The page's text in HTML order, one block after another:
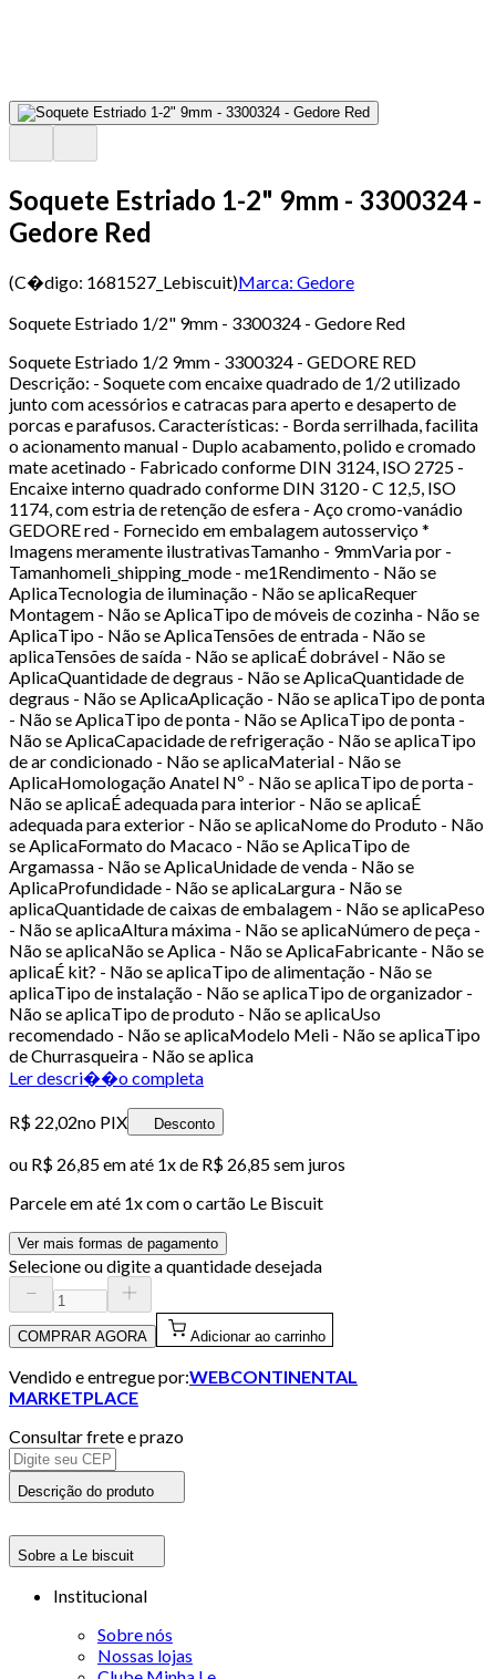
Soquete Estriado 1-2" 9mm - 3300324 -
Gedore Red
(C�digo: 1681527_Lebiscuit)Marca: Gedore
Soquete Estriado 1/2" 9mm - 3300324 - Gedore Red
Soquete Estriado 1/2 9mm - 3300324 - GEDORE RED
Descrição: - Soquete com encaixe quadrado de 1/2 utilizado
junto com acessórios e catracas para aperto e desaperto de
porcas e parafusos. Características: - Borda serrilhada, facilita
o acionamento manual - Duplo acabamento, polido e cromado
mate acetinado - Fabricado conforme DIN 3124, ISO 2725 -
Encaixe interno quadrado conforme DIN 3120 - C 12,5, ISO
1174, com estria de retenção de esfera - Aço cromo-vanádio
GEDORE red - Fornecido em embalagem autosserviço *
Imagens meramente ilustrativasTamanho - 9mmVaria por -
Tamanhomeli_shipping_mode - me1Rendimento - Não se
AplicaTecnologia de iluminação - Não se aplicaRequer
Montagem - Não se AplicaTipo de móveis de cozinha - Não se
AplicaTipo - Não se AplicaTensões de entrada - Não se
aplicaTensões de saída - Não se aplicaÉ dobrável - Não se
AplicaQuantidade de degraus - Não se AplicaQuantidade de
degraus - Não se AplicaAplicação - Não se aplicaTipo de ponta
- Não se AplicaTipo de ponta - Não se AplicaTipo de ponta -
Não se AplicaCapacidade de refrigeração - Não se aplicaTipo
de ar condicionado - Não se aplicaMaterial - Não se
AplicaHomologação Anatel Nº - Não se aplicaTipo de porta -
Não se aplicaÉ adequada para interior - Não se aplicaÉ
adequada para exterior - Não se aplicaNome do Produto - Não
se AplicaFormato do Macaco - Não se AplicaTipo de
Argamassa - Não se AplicaUnidade de venda - Não se
AplicaProfundidade - Não se aplicaLargura - Não se
aplicaQuantidade de caixas de embalagem - Não se aplicaPeso
- Não se aplicaAltura máxima - Não se aplicaNúmero de peça -
Não se aplicaNão se Aplica - Não se AplicaFabricante - Não se
aplicaÉ kit? - Não se aplicaTipo de alimentação - Não se
aplicaTipo de instalação - Não se aplicaTipo de organizador -
Não se aplicaTipo de produto - Não se aplicaUso
recomendado - Não se aplicaModelo Meli - Não se aplicaTipo
de Churrasqueira - Não se aplica
Ler descri��o completa
R$ 22,02no PIX Desconto
ou R$ 26,85em até 1x de R$ 26,85sem juros
Parcele em até 1x com o cartão Le Biscuit
Ver mais formas de pagamento
Selecione ou digite a quantidade desejada
COMPRAR AGORA Adicionar ao carrinho
Vendido e entregue por:WEBCONTINENTAL
MARKETPLACE
Consultar frete e prazo
Descrição do produto
Sobre a Le biscuit
Institucional
Sobre nós
Nossas lojas